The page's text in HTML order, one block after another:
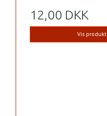
12,00 DKK
Vis produkt